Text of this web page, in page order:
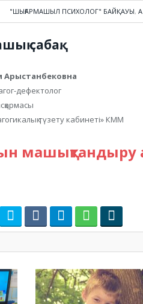
"ШЫҒАРМАШЫЛ ПСИХОЛОГ" БАЙҚАУЫ,
сабақ.
Арыстанбековна
дефектолог
түзету кабинеті» КММ
машықтандыру